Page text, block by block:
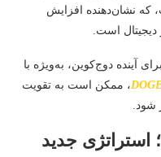
است، که نشان‌دهنده افزایش
دیجیتال است.
آینده دوج‌کوین، به‌ویژه با
، ممکن است به تقویت
شود.
استراتژی جدید